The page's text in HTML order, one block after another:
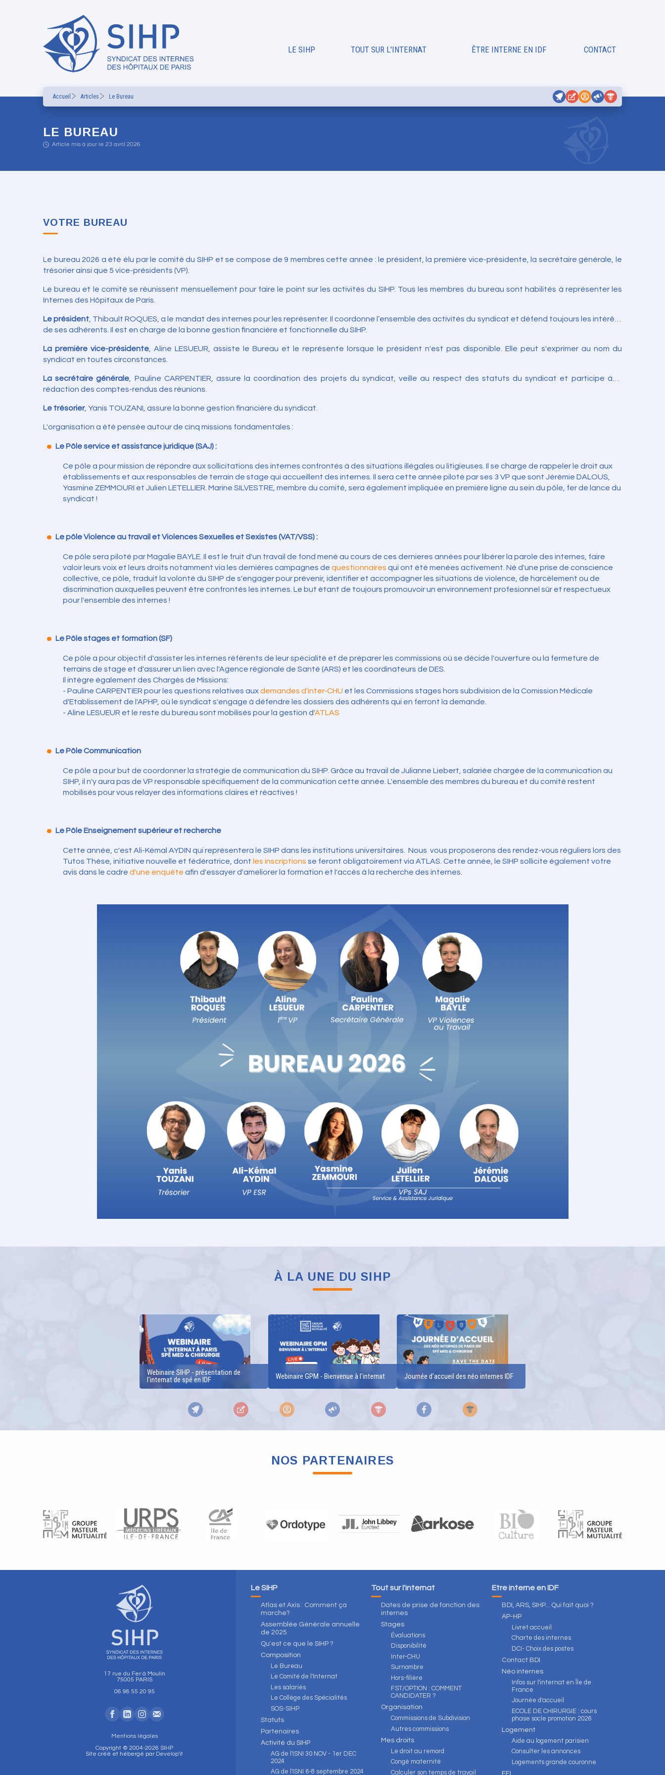
LE SIHP TOUT SUR L'INTERNAT ÊTRE INTERNE EN IDF CONTACT
Accueil Articles Le Bureau
LE BUREAU
Article mis à jour le 23 avril 2026
VOTRE BUREAU
Le bureau 2026 a été élu par le comité du SIHP et se compose de 9 membres cette année : le président, la première vice-présidente, la secrétaire générale, le
trésorier ainsi que 5 vice-présidents (VP).
Le bureau et le comité se réunissent mensuellement pour faire le point sur les activités du SIHP. Tous les membres du bureau sont habilités à représenter les
Internes des Hôpitaux de Paris.
Le président Thibault ROQUES, a le mandat des internes pour les représenter. Il coordonne l’ensemble des activités du syndicat et défend toujours les intérêts
de ses adhérents. Il est en charge de la bonne gestion financière et fonctionnelle du SIHP.
La première vice-présidente , Aline LESUEUR, assiste le Bureau et le représente lorsque le président n'est pas disponible. Elle peut s'exprimer au nom du
syndicat en toutes circonstances.
La secrétaire générale , Pauline CARPENTIER, assure la coordination des projets du syndicat, veille au respect des statuts du syndicat et participe à la
rédaction des comptes-rendus des réunions.
Le trésorier, Yanis TOUZANI, assure la bonne gestion financière du syndicat.
L'organisation a été pensée autour de cinq missions fondamentales :
Le Pôle service et assistance juridique (SAJ) :
Ce pôle a pour mission de répondre aux sollicitations des internes confrontés à des situations illégales ou litigieuses. Il se charge de rappeler le droit aux
établissements et aux responsables de terrain de stage qui accueillent des internes. Il sera cette année piloté par ses 3 VP que sont Jérémie DALOUS,
Yasmine ZEMMOURI et Julien LETELLIER. Marine SILVESTRE, membre du comité, sera également impliquée en première ligne au sein du pôle, fer de lance du
syndicat !
Le pôle Violence au travail et Violences Sexuelles et Sexistes (VAT/VSS) :
Ce pôle sera piloté par Magalie BAYLE. Il est le fruit d'un travail de fond mené au cours de ces dernieres années pour libérer la parole des internes, faire
valoir leurs voix et leurs droits notamment via les dernières campagnes de questionnaires qui ont été menées activement. Né d'une prise de conscience
collective, ce pôle, traduit la volonté du SIHP de s'engager pour prévenir, identifier et accompagner les situations de violence, de harcèlement ou de
discrimination auxquelles peuvent être confrontés les internes. Le but étant de toujours promouvoir un environnement profesionnel sûr et respectueux
pour l'ensemble des internes !
Le Pôle stages et formation (SF)
Ce pôle a pour objectif d'assister les internes référents de leur spécialité et de préparer les commissions où se décide l'ouverture ou la fermeture de
terrains de stage et d'assurer un lien avec l'Agence régionale de Santé (ARS) et les coordinateurs de DES.
Il intègre également des Chargés de Missions:
- Pauline CARPENTIER pour les questions relatives auxdemandes d'inter-CHU et les Commissions stages hors subdivision de la Comission Médicale
d'Etablissement de l'APHP, où le syndicat s'engage à défendre les dossiers des adhérents qui en ferront la demande.
- Aline LESUEUR et le reste du bureau sont mobilisés pour la gestion d'ATLAS
Le Pôle Communication
Ce pôle a pour but de coordonner la stratégie de communication du SIHP. Grâce au travail de Julianne Liebert, salariée chargée de la communication au
SIHP, il n'y aura pas de VP responsable spécifiquement de la communication cette année. L'ensemble des membres du bureau et du comité restent
mobilisés pour vous relayer des informations claires et réactives !
Le Pôle Enseignement supérieur et recherche
Cette année, c'est Ali-Kémal AYDIN qui représentera le SIHP dans les institutions universitaires. Nous vous proposerons des rendez-vous réguliers lors des
Tutos Thèse, initiative nouvelle et fédératrice, dont les inscriptions se feront obligatoirement via ATLAS. Cette année, le SIHP sollicite également votre
avis dans le cadre d'une enquête afin d'essayer d'ameliorer la formation et l'accès à la recherche des internes.
À LA UNE DU SIHP
Webinaire SIHP - présentation de
l'internat de spé en IDF
Webinaire GPM - Bienvenue à l'internat Journée d'accueil des néo internes IDF
NOS PARTENAIRES
17 rue du Fer à Moulin
75005 PARIS
06 98 55 20 95
Mentions légales
Copyright © 2004-2026 SIHP
Site créé et hébergé par Develop'it
Le SIHP
Atlas et Axis : Comment ça
marche?
Assemblée Générale annuelle
de 2025
Qu'est ce que le SIHP ?
Composition
Le Bureau
Le Comité de l'Internat
Les salariés
Le Collège des Spécialités
SOS-SIHP
Statuts
Partenaires
Activité du SIHP
AG de l'ISNI 30 NOV - 1er DEC
2024
AG de l'ISNI 6-8 septembre 2024
Tout sur l'internat
Dates de prise de fonction des
internes
Stages
Évaluations
Disponibilité
Inter-CHU
Surnombre
Hors-filière
FST/OPTION : COMMENT
CANDIDATER ?
Organisation
Commissions de Subdivision
Autres commissions
Mes droits
Le droit au remord
Congé maternité
Calculer son temps de travail
Être interne en IDF
BDI, ARS, SIHP... Qui fait quoi ?
AP-HP
Livret accueil
Charte des internes
DCI- Choix des postes
Contact BDI
Néo internes
Infos sur l'internat en Île de
France
Journée d'accueil
ECOLE DE CHIRURGIE : cours
phase socle promotion 2026
Logement
Aide au logement parisien
Consulter les annonces
Logements grande couronne
FFI